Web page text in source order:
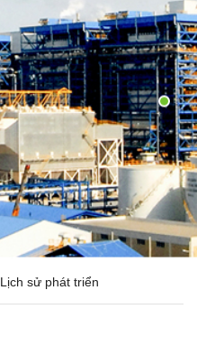
Lịch sử phát triển